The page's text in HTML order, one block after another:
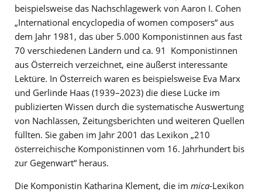
beispielsweise das Nachschlagewerk von Aaron I. Cohen
„International encyclopedia of women composers“ aus
dem Jahr 1981, das über 5.000 Komponistinnen aus fast
70 verschiedenen Ländern und ca. 91 Komponistinnen
aus Österreich verzeichnet, eine äußerst interessante
Lektüre. In Österreich waren es beispielsweise Eva Marx
und Gerlinde Haas (1939–2023) die diese Lücke im
publizierten Wissen durch die systematische Auswertung
von Nachlässen, Zeitungsberichten und weiteren Quellen
füllten. Sie gaben im Jahr 2001 das Lexikon „210
österreichische Komponistinnen vom 16. Jahrhundert bis
zur Gegenwart“ heraus.
Die Komponistin Katharina Klement, die im mica-Lexikon